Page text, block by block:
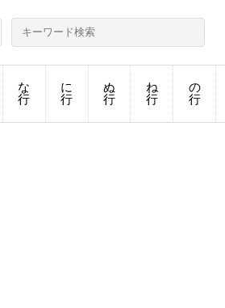
な
行
に
行
ぬ
行
ね
行
の
行